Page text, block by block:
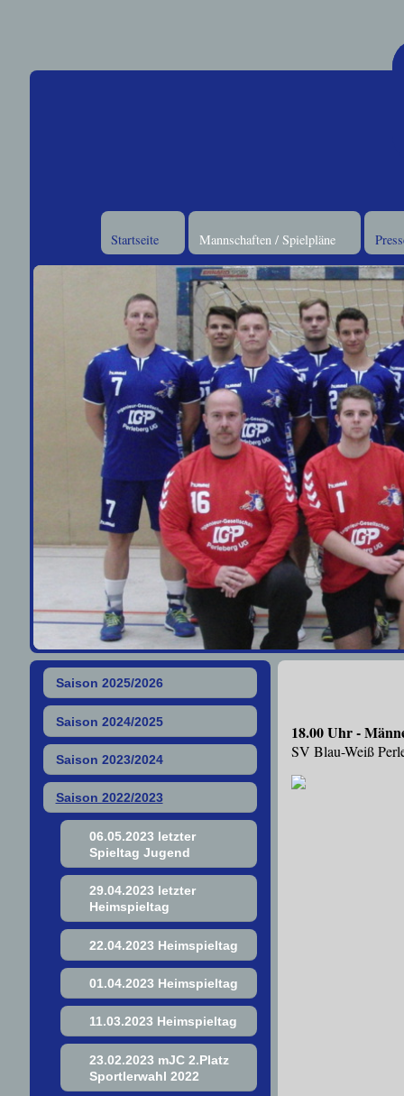
Startseite Mannschaften / Spielpläne
18.00 Uhr -
SV Blau-Weiß
Saison 2025/2026
Saison 2024/2025
Saison 2023/2024
Saison 2022/2023
06.05.2023 letzter
Spieltag Jugend
29.04.2023 letzter
Heimspieltag
22.04.2023 Heimspieltag
01.04.2023 Heimspieltag
11.03.2023 Heimspieltag
23.02.2023 mJC 2.Platz
Sportlerwahl 2022